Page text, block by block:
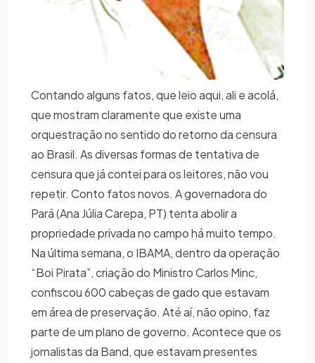
Contando alguns fatos, que leio aqui, ali e acolá,
que mostram claramente que existe uma
orquestração no sentido do retorno da censura
ao Brasil. As diversas formas de tentativa de
censura que já contei para os leitores, não vou
repetir. Conto fatos novos. A governadora do
Pará (Ana Júlia Carepa, PT) tenta abolir a
propriedade privada no campo há muito tempo.
Na última semana, o IBAMA, dentro da operação
“Boi Pirata”, criação do Ministro Carlos Minc,
confiscou 600 cabeças de gado que estavam
em área de preservação. Até aí, não opino, faz
parte de um plano de governo. Acontece que os
jornalistas da Band, que estavam presentes